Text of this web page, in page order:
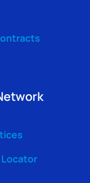
Locator